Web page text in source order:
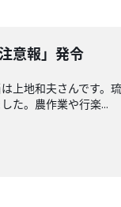
意報」発令
上地和夫さんです
た。農作業や行楽...